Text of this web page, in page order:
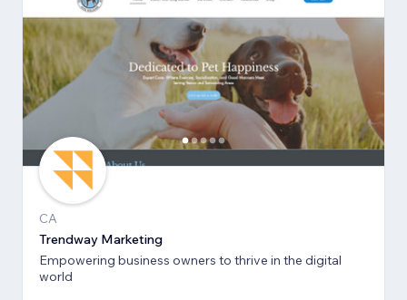
CA
Trendway Marketing
Empowering business owners to thrive in the digital
world